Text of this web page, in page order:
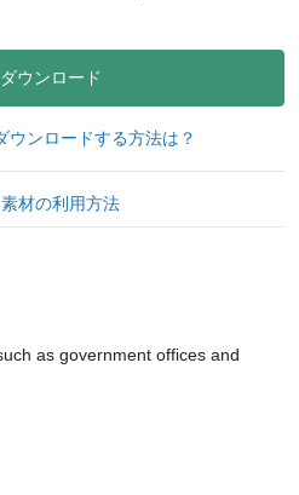
ダウンロード
ウンロードする方法は？
材の利用方法
as government offices and